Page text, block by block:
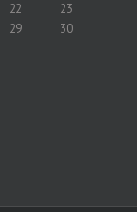
22
23
29
30